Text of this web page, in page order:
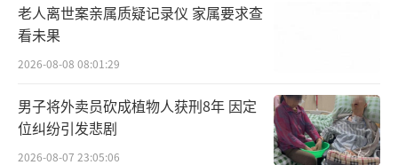
老人离世案亲属质疑记录仪 家属要求查
看未果
2026-08-08 08:01:29
男子将外卖员砍成植物人获刑8年 因定
位纠纷引发悲剧
2026-08-07 23:05:06